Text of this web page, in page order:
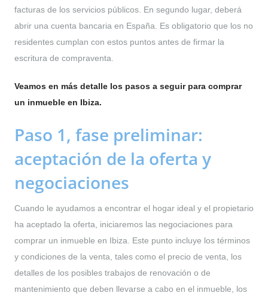
facturas de los servicios públicos. En segundo lugar, deberá
abrir una cuenta bancaria en España. Es obligatorio que los no
residentes cumplan con estos puntos antes de firmar la
escritura de compraventa.
Veamos en más detalle los pasos a seguir para comprar
un inmueble en Ibiza.
Paso 1, fase preliminar:
aceptación de la oferta y
negociaciones
Cuando le ayudamos a encontrar el hogar ideal y el propietario
ha aceptado la oferta, iniciaremos las negociaciones para
comprar un inmueble en Ibiza. Este punto incluye los términos
y condiciones de la venta, tales como el precio de venta, los
detalles de los posibles trabajos de renovación o de
mantenimiento que deben llevarse a cabo en el inmueble, los